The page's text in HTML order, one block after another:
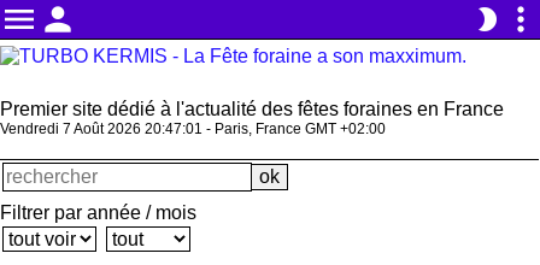
menu person brightness_2 more_vert
Premier site dédié à l'actualité des fêtes foraines en France
Vendredi 7 Août 2026 20:47:01 - Paris, France GMT +02:00
Filtrer par année / mois